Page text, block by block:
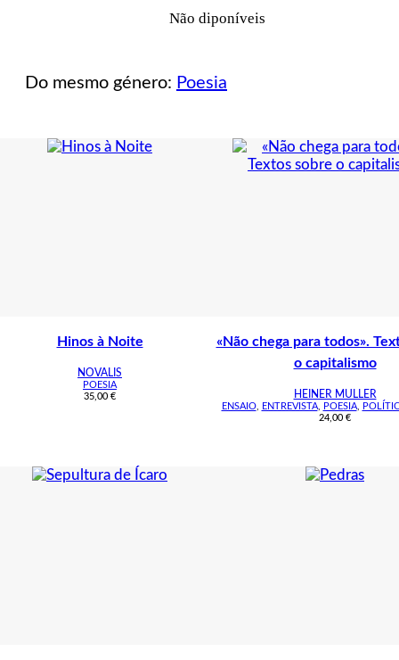
Não diponíveis
Do mesmo género: Poesia
Hinos à Noite
NOVALIS
POESIA
35,00 €
«Não chega para todos».
o capitalismo
HEINER MULLER
ENSAIO, ENTREVISTA, POESIA,
24,00 €